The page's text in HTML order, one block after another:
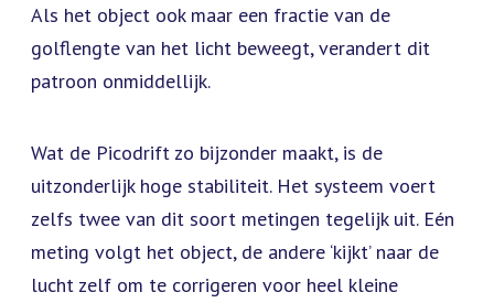
Als het object ook maar een fractie van de
golflengte van het licht beweegt, verandert dit
patroon onmiddellijk.
Wat de Picodrift zo bijzonder maakt, is de
uitzonderlijk hoge stabiliteit. Het systeem voert
zelfs twee van dit soort metingen tegelijk uit. Eén
meting volgt het object, de andere ‘kijkt’ naar de
lucht zelf om te corrigeren voor heel kleine